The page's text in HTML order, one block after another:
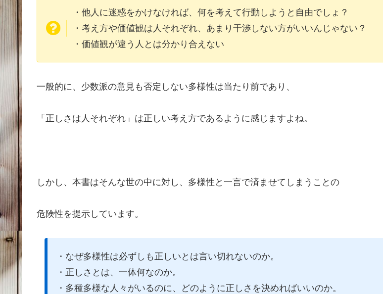
・他人に迷惑をかけなければ、何を考えて行動しようと自由でしょ？
・考え方や価値観は人それぞれ、あまり干渉しない方がいいんじゃない？
・価値観が違う人とは分かり合えない
一般的に、少数派の意見も否定しない多様性は当たり前であり、
「正しさは人それぞれ」は正しい考え方であるように感じますよね。
しかし、本書はそんな世の中に対し、多様性と一言で済ませてしまうことの
危険性を提示しています。
・なぜ多様性は必ずしも正しいとは言い切れないのか。
・正しさとは、一体何なのか。
・多種多様な人々がいるのに、どのように正しさを決めればいいのか。